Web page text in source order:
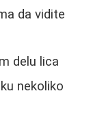
da vidite
delu lica
nekoliko